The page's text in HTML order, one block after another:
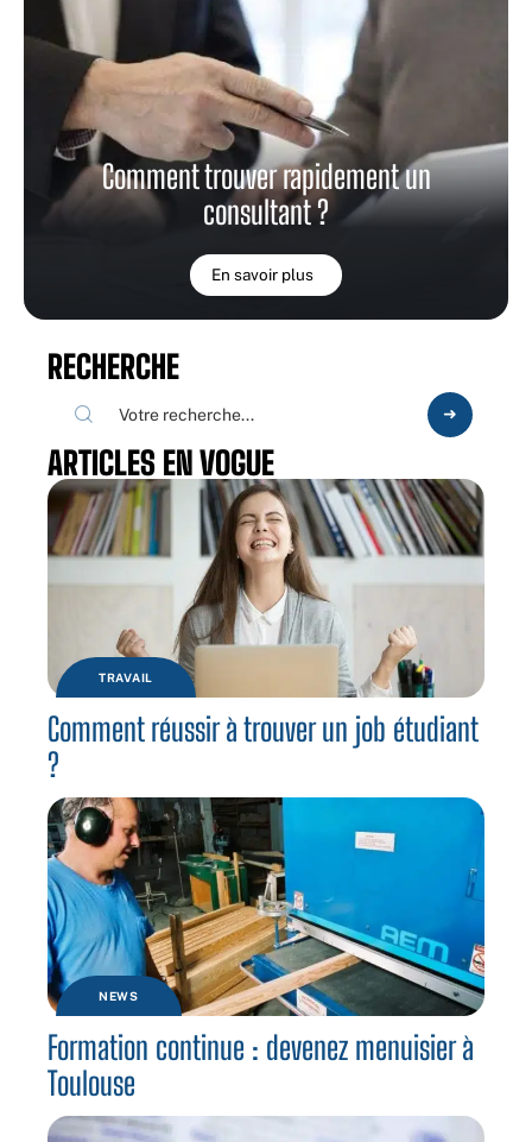
Comment trouver rapidement un
consultant ?
En savoir plus
RECHERCHE
ARTICLES EN VOGUE
TRAVAIL
Comment réussir à trouver un job étudiant
?
NEWS
Formation continue : devenez menuisier à
Toulouse